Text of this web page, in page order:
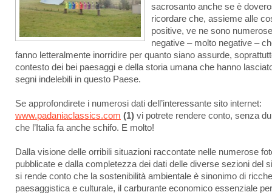
sacrosanto anche se è
ricordare che, assieme alle
positive, ve ne sono
negative – molto negative –
fanno letteralmente inorridire per quanto siano assurde,
contesto dei bei paesaggi e della storia umana che hanno
segni indelebili in questo Paese.
Se approfondirete i numerosi dati dell’interessante sito internet:
www.padaniaclassics.com (1) vi potrete rendere conto, senza
che l’Italia fa anche schifo. E molto!
Dalla visione delle orribili situazioni raccontate nelle numerose
pubblicate e dalla completezza dei dati delle diverse sezioni del
si rende conto che la sostenibilità ambientale è sinonimo di
paesaggistica e culturale, il carburante economico essenziale